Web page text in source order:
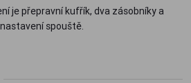
je přepravní kufřík, dva zásobníky a
spouště.